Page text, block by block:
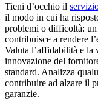
Tieni d’occhio il
il modo in cui ha
problemi o difficoltà:
contribuisce a rendere
Valuta l’affidabilità e la
innovazione del
standard. Analizza
contribuire ad alzare il
garanzie.